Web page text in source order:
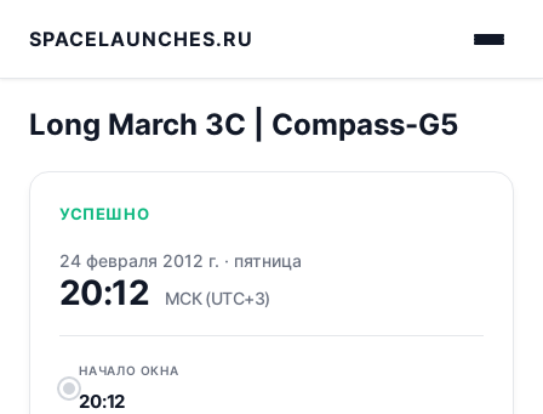
SPACELAUNCHES.RU
Long March 3C | Compass-G5
УСПЕШНО
24 февраля 2012 г. · пятница
20:12 МСК (UTC+3)
НАЧАЛО ОКНА
20:12